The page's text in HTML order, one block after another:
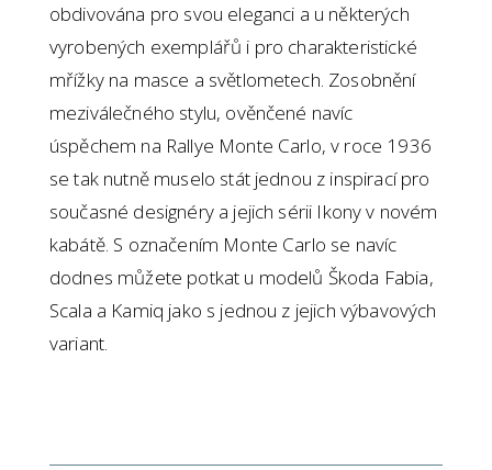
obdivována pro svou eleganci a u některých
vyrobených exemplářů i pro charakteristické
mřížky na masce a světlometech. Zosobnění
meziválečného stylu, ověnčené navíc
úspěchem na Rallye Monte Carlo, v roce 1936
se tak nutně muselo stát jednou z inspirací pro
současné designéry a jejich sérii Ikony v novém
kabátě. S označením Monte Carlo se navíc
dodnes můžete potkat u modelů Škoda Fabia,
Scala a Kamiq jako s jednou z jejich výbavových
variant.